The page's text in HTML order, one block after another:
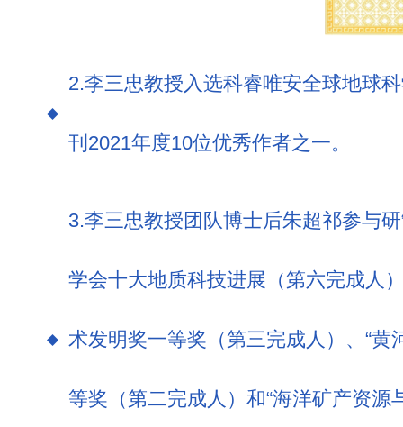
2.李三忠教授入选科睿唯安全球地球
刊2021年度10位优秀作者之一。
3.李三忠教授团队博士后朱超祁参与
学会十大地质科技进展（第六完成人
术发明奖一等奖（第三完成人）、“
等奖（第二完成人）和“海洋矿产资